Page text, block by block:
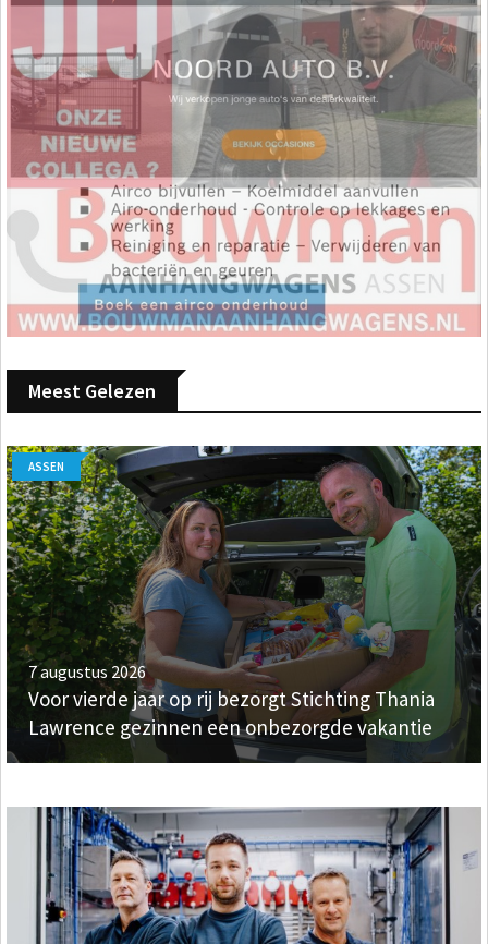
Meest Gelezen
ASSEN
7 augustus 2026
Voor vierde jaar op rij bezorgt Stichting Thania
Lawrence gezinnen een onbezorgde vakantie